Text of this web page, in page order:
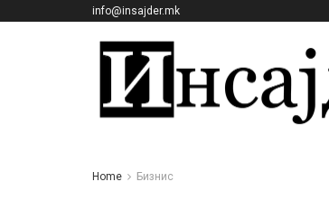
info@insajder.mk
Home Бизнис